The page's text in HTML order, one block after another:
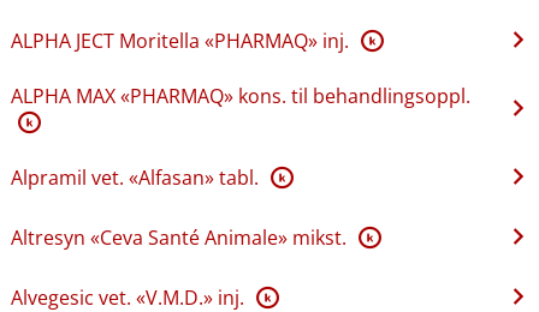
ALPHA JECT Moritella «PHARMAQ» inj. K
ALPHA MAX «PHARMAQ» kons. til behandlingsoppl.
K
Alpramil vet. «Alfasan» tabl. K
Altresyn «Ceva Santé Animale» mikst. K
Alvegesic vet. «V.M.D.» inj. K